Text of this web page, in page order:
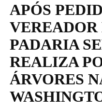
APÓS
VEREADOR
PADARIA
REALIZA
ÁRVORES